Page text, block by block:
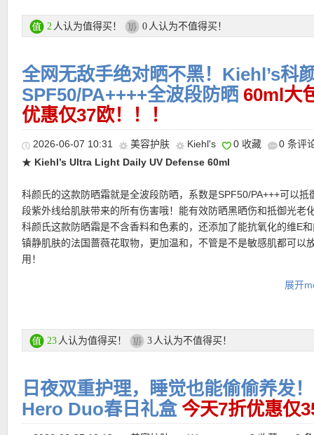
更多Elizabeth Arden活动链接在此
★ 邮费：全场满30欧德国境内免邮（普通快递），可直邮瑞士、荷
地利等地区，邮费详情请参考网站信息。
★ 退货：14天内无理由退货
★ 【Lookfantastic网站中文图文购物教程点击此处】
★ 今天可用7折优惠码：SONNTAG，亲测有效！
★ 可用75折优惠码：ESTUDIANTESESP，亲测有效！
★ 邮费：全场满30欧德国境内免邮（普通快递），可直邮瑞士、荷
地利等地区，邮费详情请参考网站信息。
★ 【Lookfantastic网站中文图文购物教程点击此处】
2 人认为值得买！ 0 人认为不值得买！
全网无敌手绝对晒不黑！Kiehl’s科
SPF50/PA++++全波段防晒 60ml大
优惠仅37欧！！！
2026-06-07 10:31 美容护肤 Kiehl's 0 收藏
0 条评
★ Kiehl’s Ultra Light Daily UV Defense 60ml
科颜氏的这款防晒霜就是全波段防晒，系数是SPF50/PA+++可以抵
段紫外线给肌肤带来的所有伤害哦！能有效防晒黑晒伤和抵御光老
科颜氏这款防晒霜是不含香料和色素的，还添加了能抗氧化的维E
镇静肌肤的法国蔷薇花取物，更加温和，不管是不是敏感肌都可以
用！
更多 Kiehl’s科颜氏活动链接在此
展开
23 人认为值得买！ 3 人认为不值得买！
日夜双重护理，睡觉也能偷偷养发
Hero Duo春日礼盒 今天7折优惠仅